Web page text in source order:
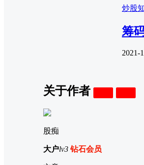
炒股
筹
2021-
关于作者
股痴
大户lv3 钻石会员